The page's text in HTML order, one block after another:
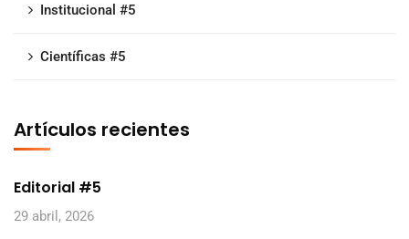
Institucional #5
Científicas #5
Artículos recientes
Editorial #5
29 abril, 2026